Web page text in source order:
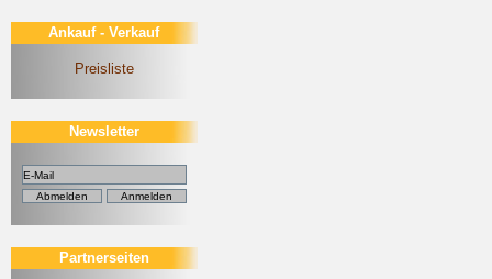
Ankauf - Verkauf
Preisliste
Newsletter
Partnerseiten